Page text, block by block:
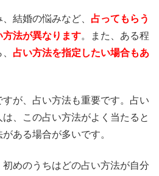
結婚の悩みなど、 占ってもらう
法が異なります。また、ある程
占い方法を指定したい場合もあ
が、占い方法も重要です。占い
、この占い方法がよく当たると
ある場合が多いです。
めのうちはどの占い方法が自分